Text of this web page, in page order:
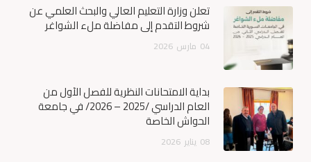
تعلن وزارة التعليم العالي والبحث العلمي عن
شروط التقدم إلى مفاضلة ملء الشواغر
04 مارس 2026
بداية الامتحانات النظرية للفصل الأول من
العام الدراسي /2025 – 2026/ في جامعة
الحواش الخاصة
08 يناير 2026